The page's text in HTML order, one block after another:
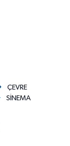
ÇEVRE
SİNEMA